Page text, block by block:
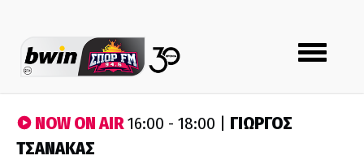
Toggle
navigation
NOW ON AIR16:00 - 18:00 | ΓΙΩΡΓΟΣ
ΤΣΑΝΑΚΑΣ